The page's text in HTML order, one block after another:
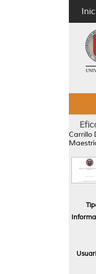
Carrillo